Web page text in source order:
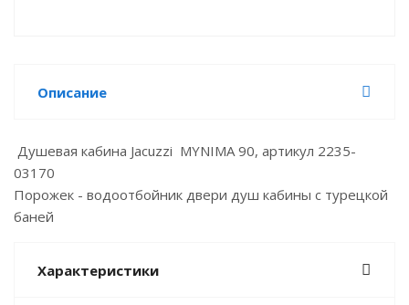
Описание
Душевая кабина Jacuzzi MYNIMA 90, артикул 2235-
03170
Порожек - водоотбойник двери душ кабины с турецкой
баней
Характеристики